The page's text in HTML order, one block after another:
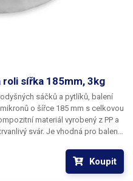
sířka 185mm, 3kg
sáčků a pytlíků, balení
o šířce 185 mm s celkovou
materiál vyrobený z PP a
svár. Je vhodná pro balení
směsí do 99g,
nebo kontinuální svářečky.
Koupit